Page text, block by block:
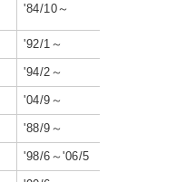
'84/10～
'92/1～
'94/2～
'04/9～
'88/9～
'98/6～'06/5